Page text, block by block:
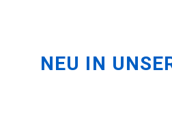
NEU IN